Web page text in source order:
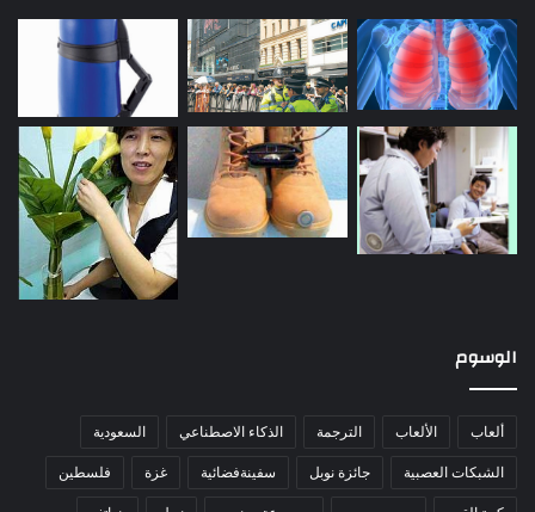
الوسوم
ألعاب الألعاب الترجمة الذكاء الاصطناعي السعودية
الشبكات العصبية جائزة نوبل سفينةفضائية غزة فلسطين